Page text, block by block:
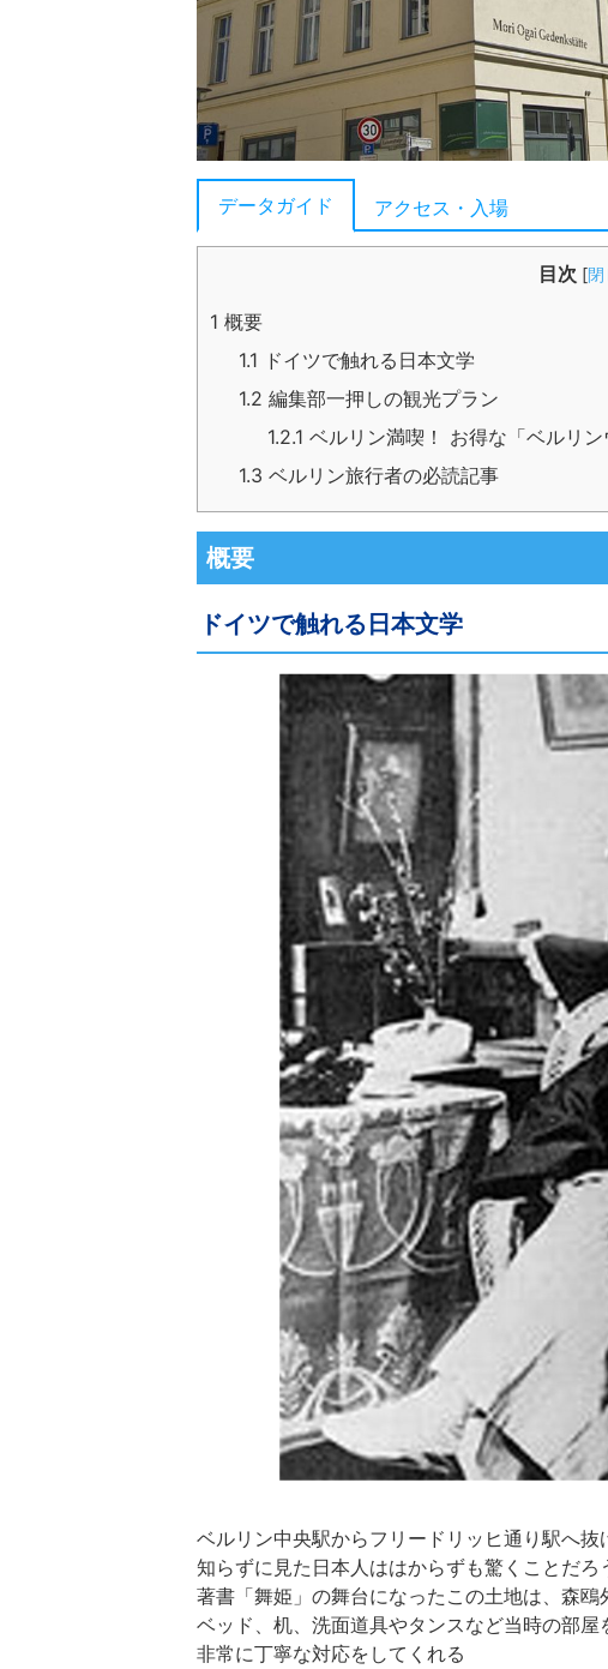
データガイド アクセス・入場
目次 [
1 概要
1.1 ドイツで触れる日本文学
1.2 編集部一押しの観光プラン
1.2.1 ベルリン満喫！ お得な「ベルリ
1.3 ベルリン旅行者の必読記事
概要
ドイツで触れる日本文学
ベルリン中央駅からフリードリッヒ通り駅へ抜
知らずに見た日本人ははからずも驚くことだろ
著書「舞姫」の舞台になったこの土地は、森鴎
ベッド、机、洗面道具やタンスなど当時の部屋
非常に丁寧な対応をしてくれる